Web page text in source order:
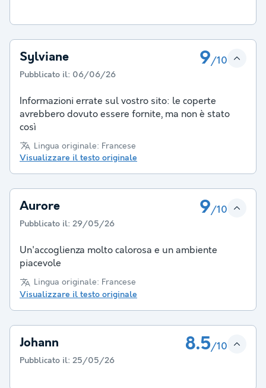
Sylviane 9/10
Pubblicato il: 06/06/26
Informazioni errate sul vostro sito: le coperte
avrebbero dovuto essere fornite, ma non è stato
così
Lingua originale: Francese
Visualizzare il testo originale
Aurore 9/10
Pubblicato il: 29/05/26
Un'accoglienza molto calorosa e un ambiente
piacevole
Lingua originale: Francese
Visualizzare il testo originale
Johann 8.5/10
Pubblicato il: 25/05/26